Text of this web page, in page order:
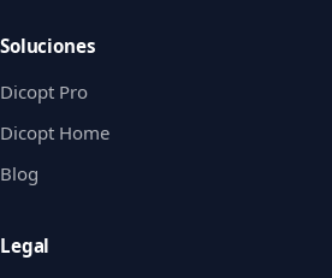
Soluciones
Dicopt Pro
Dicopt Home
Blog
Legal